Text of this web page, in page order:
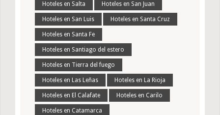
Hoteles en Salta Hoteles en San Juan
Hoteles en San Luis Hoteles en Santa Cruz
Hoteles en Santa Fe
Hoteles en Santiago del estero
Hoteles en Tierra del fuego
Hoteles en Las Leñas Hoteles en La Rioja
Hoteles en El Calafate Hoteles en Carilo
Hoteles en Catamarca